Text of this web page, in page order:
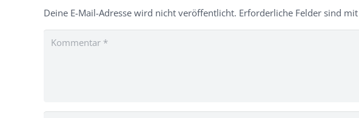
Deine E-Mail-Adresse wird nicht veröffentlicht. Erforderliche Felder sind mit